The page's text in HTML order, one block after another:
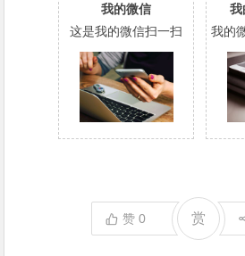
我的微信
这是我的微信扫一扫
我
我的
赞0 赏